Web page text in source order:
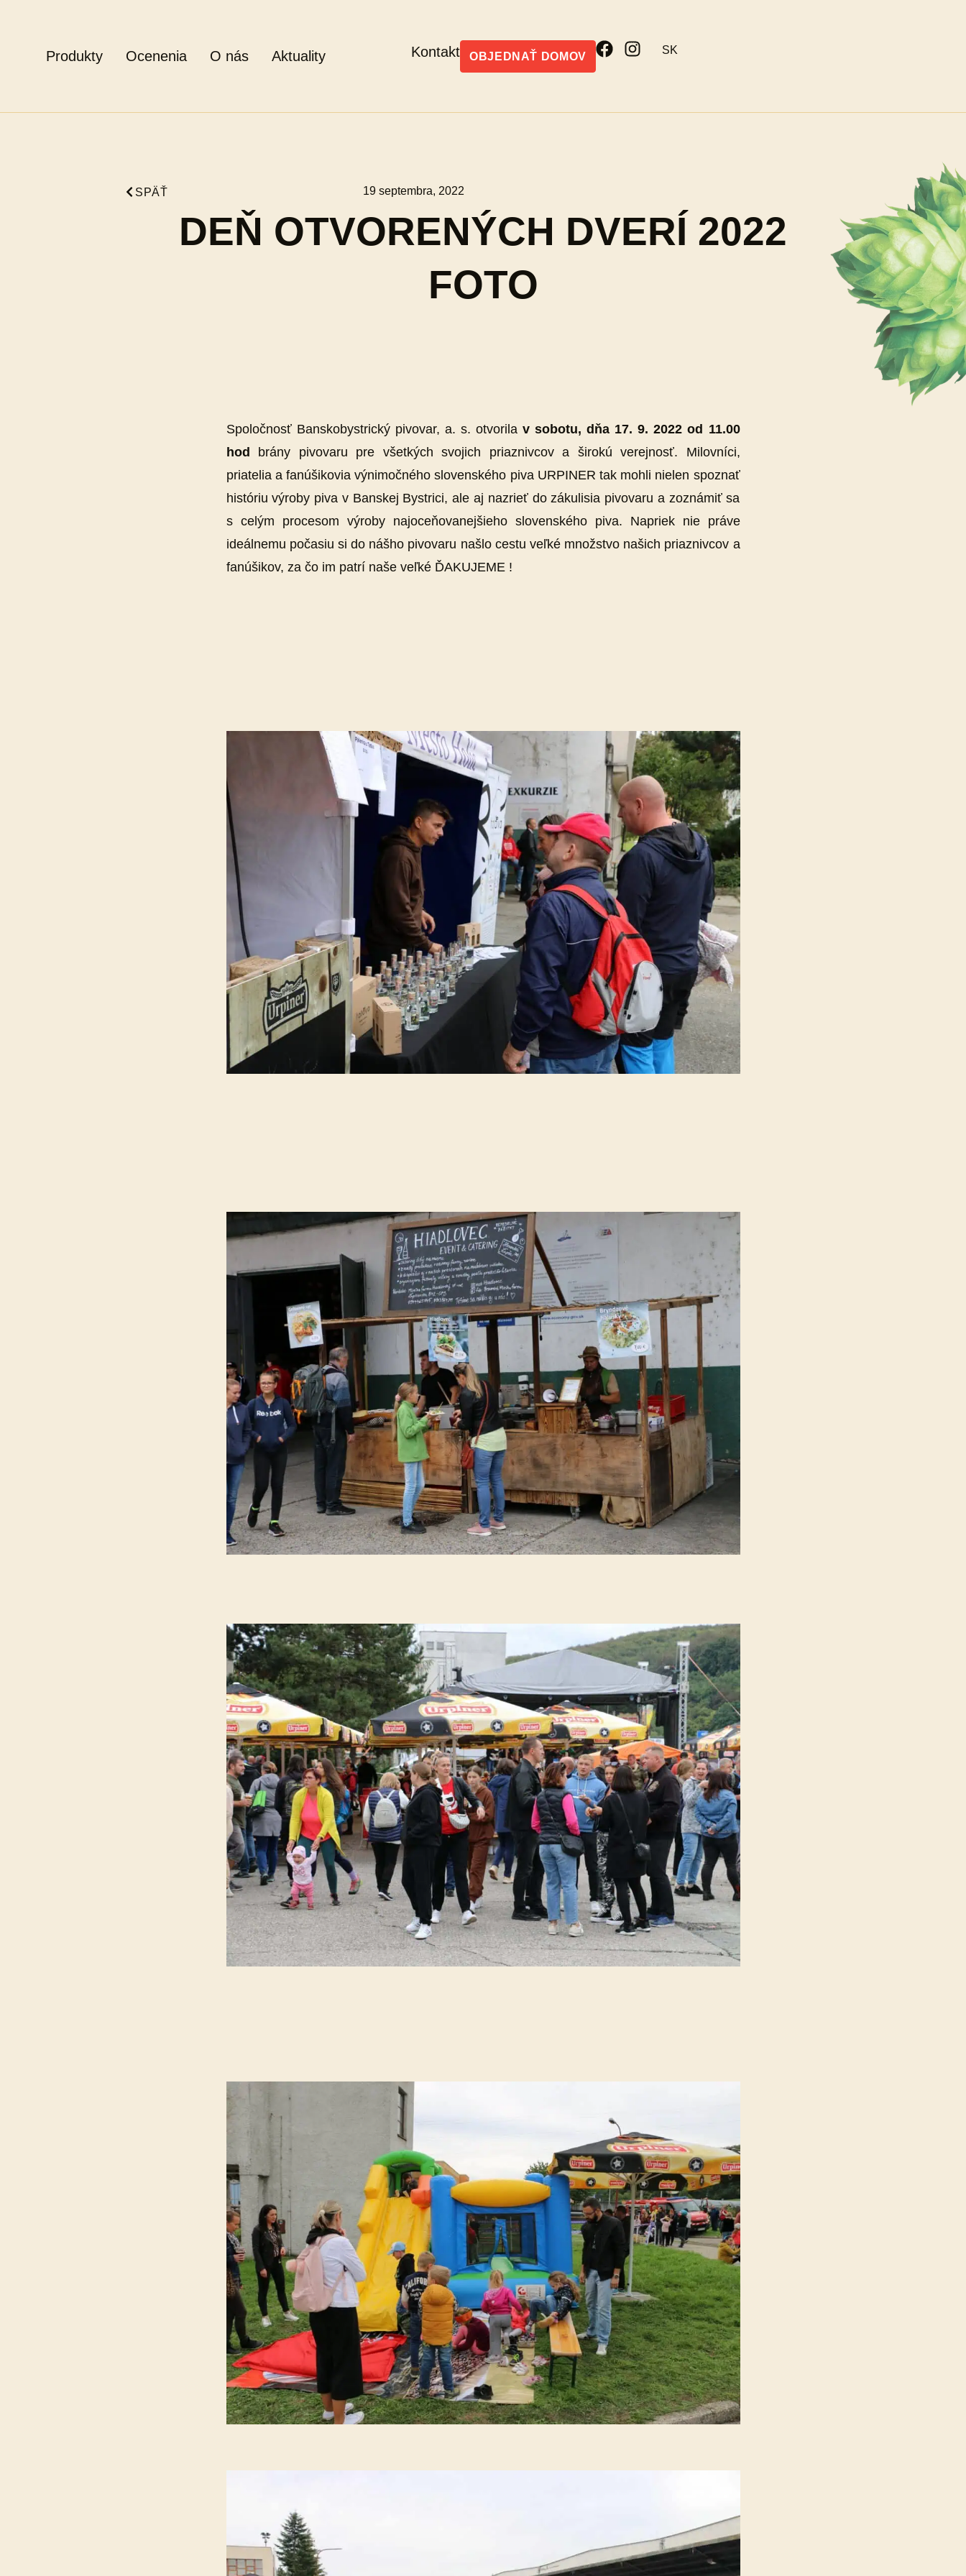
Produkty Ocenenia O nás Aktuality Kontakt OBJEDNAŤ DOMOV SK
SPÄŤ 19 septembra, 2022
DEŇ OTVORENÝCH DVERÍ 2022
FOTO
Spoločnosť Banskobystrický pivovar, a. s. otvorila v sobotu, dňa 17. 9. 2022 od 11.00
hod
brány pivovaru pre všetkých svojich priaznivcov a širokú verejnosť. Milovníci,
priatelia a fanúšikovia výnimočného slovenského piva URPINER tak mohli nielen spoznať
históriu výroby piva v Banskej Bystrici, ale aj nazrieť do zákulisia pivovaru a zoznámiť sa
s celým procesom výroby najoceňovanejšieho slovenského piva. Napriek nie práve
ideálnemu počasiu si do nášho pivovaru našlo cestu veľké množstvo našich priaznivcov a
fanúšikov, za čo im patrí naše veľké ĎAKUJEME !